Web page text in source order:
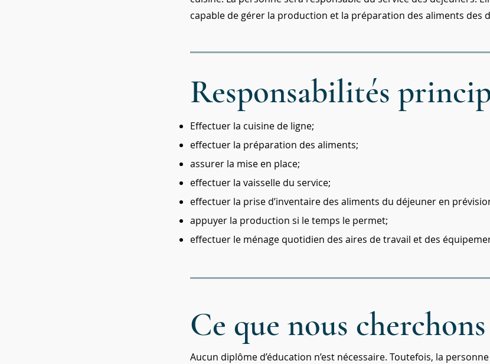
capable de gérer la production et la préparation des aliments des
Responsabilités
Effectuer la cuisine de ligne;
effectuer la préparation des aliments;
assurer la mise en place;
effectuer la vaisselle du service;
effectuer la prise d’inventaire des aliments du déjeuner en
appuyer la production si le temps le permet;
effectuer le ménage quotidien des aires de travail et des
Ce que nous cherchons
Aucun diplôme d’éducation n’est nécessaire. Toutefois, la